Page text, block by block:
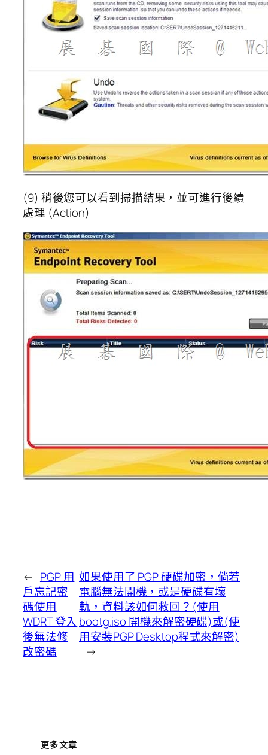
(9) 稍後您可以看到掃描結果，並可進行後續
處理 (Action)
← PGP 用
戶忘記密
碼使用
WDRT 登入
後無法修
改密碼
如果使用了 PGP 硬碟加密，倘若
電腦無法開機，或是硬碟有壞
軌，資料該如何救回？(使用
bootg.iso 開機來解密硬碟)或(使
用安裝PGP Desktop程式來解密)
→
更多文章